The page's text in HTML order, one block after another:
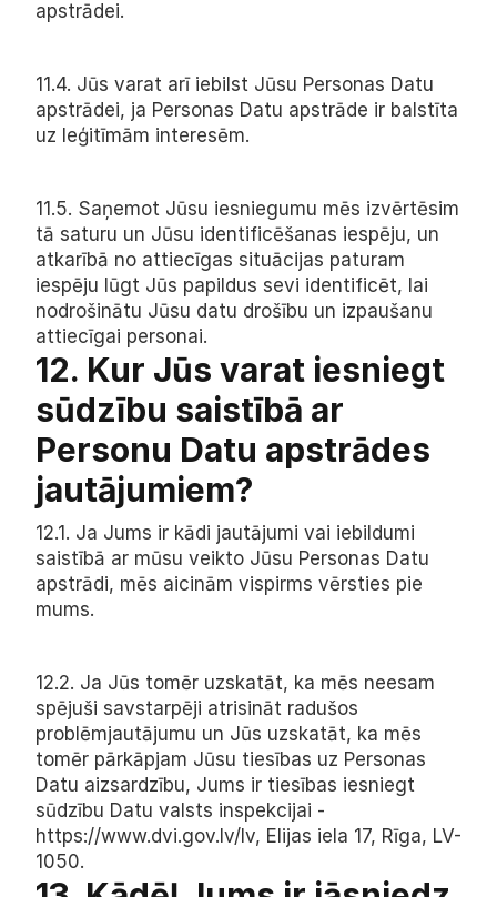
apstrādei.
11.4. Jūs varat arī iebilst Jūsu Personas Datu
apstrādei, ja Personas Datu apstrāde ir balstīta
uz leģitīmām interesēm.
11.5. Saņemot Jūsu iesniegumu mēs izvērtēsim
tā saturu un Jūsu identificēšanas iespēju, un
atkarībā no attiecīgas situācijas paturam
iespēju lūgt Jūs papildus sevi identificēt, lai
nodrošinātu Jūsu datu drošību un izpaušanu
attiecīgai personai.
12. Kur Jūs varat iesniegt
sūdzību saistībā ar
Personu Datu apstrādes
jautājumiem?
12.1. Ja Jums ir kādi jautājumi vai iebildumi
saistībā ar mūsu veikto Jūsu Personas Datu
apstrādi, mēs aicinām vispirms vērsties pie
mums.
12.2. Ja Jūs tomēr uzskatāt, ka mēs neesam
spējuši savstarpēji atrisināt radušos
problēmjautājumu un Jūs uzskatāt, ka mēs
tomēr pārkāpjam Jūsu tiesības uz Personas
Datu aizsardzību, Jums ir tiesības iesniegt
https://www.dvi.gov.lv/lv, Elijas iela 17, Rīga, LV-
1050.